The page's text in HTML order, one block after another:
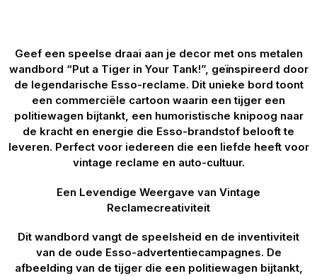
Geef een speelse draai aan je decor met ons metalen
wandbord “Put a Tiger in Your Tank!”, geïnspireerd door
de legendarische Esso-reclame. Dit unieke bord toont
een commerciële cartoon waarin een tijger een
politiewagen bijtankt, een humoristische knipoog naar
de kracht en energie die Esso-brandstof belooft te
leveren. Perfect voor iedereen die een liefde heeft voor
vintage reclame en auto-cultuur.
Een Levendige Weergave van Vintage
Reclamecreativiteit
Dit wandbord vangt de speelsheid en de inventiviteit
van de oude Esso-advertentiecampagnes. De
afbeelding van de tijger die een politiewagen bijtankt,